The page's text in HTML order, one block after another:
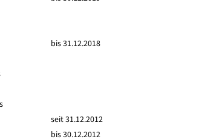
bis 31.12.2018
seit 31.12.2012
bis 30.12.2012